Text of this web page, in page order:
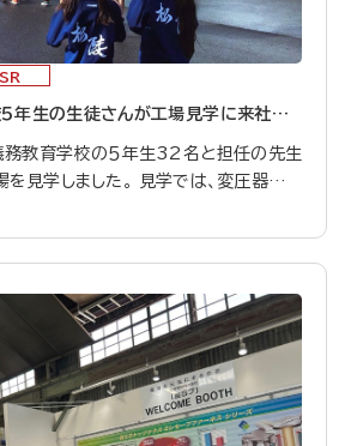
年生の生徒さんが工場見学に来社しま
務教育学校の５年生32名と担任の先生
を見学しました。 見学では、変圧器工場
た取り組みについて説明しました。 当
から積極的な質問が飛び交い、興味津々
先生からも、 「近くに
いことが多く、子どもたちはたくさんの
学校に戻ってからも『あそこがすごかっ
』と自慢げに話していました」 との感想
づ
活動を今後も続けてまいります！